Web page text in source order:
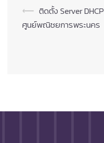
Post
navigation
⟵ ติดตั้ง Server DHCP
ศูนย์พณิชยการพระนคร